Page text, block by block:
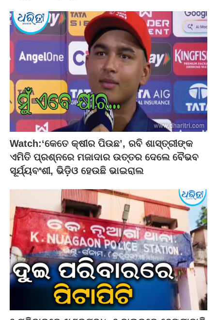
Watch:‘କେତେ କ୍ଷୀର ପିଉଛ’, ରବି ଶାସ୍ତ୍ରୀଙ୍କ
ଏମିତି ପ୍ରଶ୍ନରେ ମଜାଦାର ଉତ୍ତର ଦେଲେ ବୈଭବ
ସୂର୍ଯ୍ୟବଂଶୀ, ଭିଡ଼ିଓ ହେଉଛି ଭାଇରାଲ